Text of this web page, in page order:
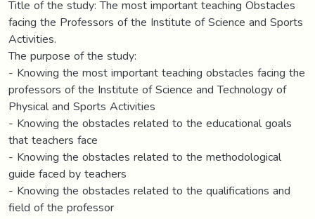
Title of the study: The most important teaching Obstacles
facing the Professors of the Institute of Science and Sports
Activities.
The purpose of the study:
- Knowing the most important teaching obstacles facing the
professors of the Institute of Science and Technology of
Physical and Sports Activities
- Knowing the obstacles related to the educational goals
that teachers face
- Knowing the obstacles related to the methodological
guide faced by teachers
- Knowing the obstacles related to the qualifications and
field of the professor